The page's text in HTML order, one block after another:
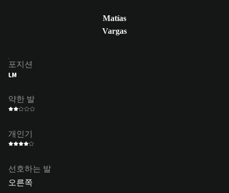
Matías
Vargas
포지션
LM
약한 발
개인기
선호하는 발
오른쪽